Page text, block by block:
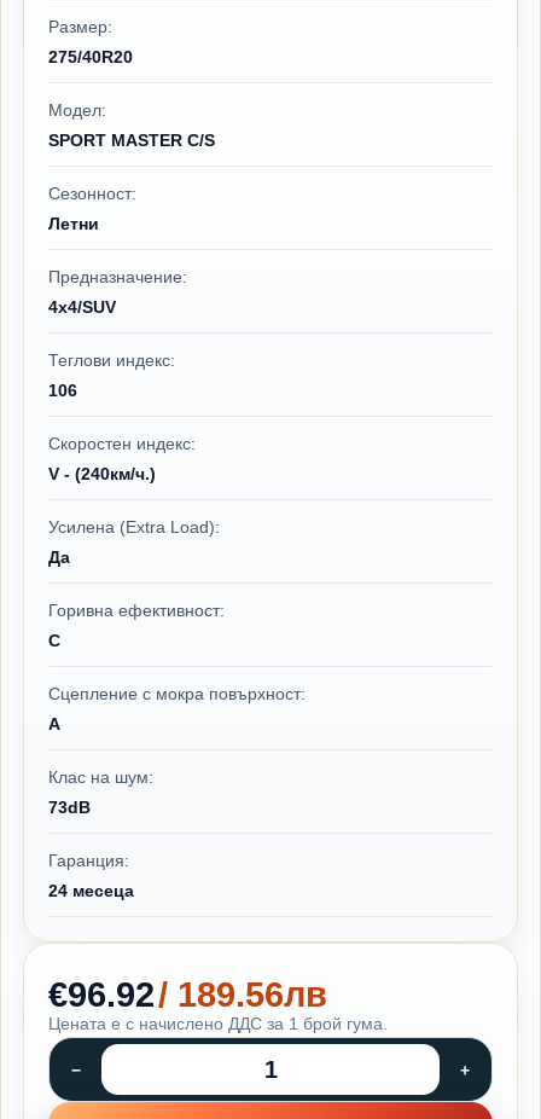
Размер:
275/40R20
Модел:
SPORT MASTER C/S
Сезонност:
Летни
Предназначение:
4x4/SUV
Теглови индекс:
106
Скоростен индекс:
V - (240км/ч.)
Усилена (Extra Load):
Да
Горивна ефективност:
C
Сцепление с мокра повърхност:
A
Клас на шум:
73dB
Гаранция:
24 месеца
€96.92/ 189.56лв
Цената е с начислено ДДС за 1 брой гума.